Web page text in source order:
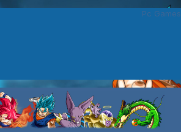
Pc Games